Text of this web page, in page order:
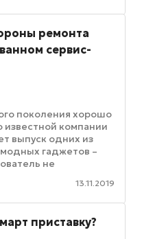
ремонта
сервис-
поколения хорошо
компании
выпуск одних из
гаджетов –
не
13.11.2019
приставку?